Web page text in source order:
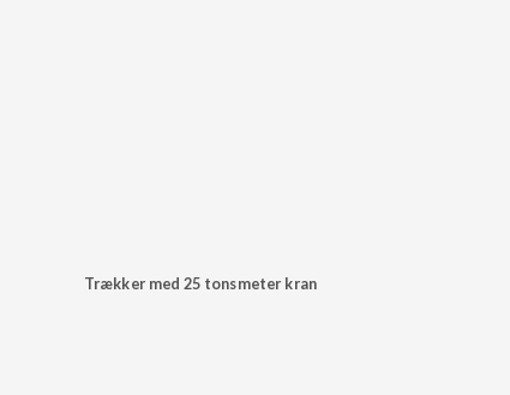
Trækker med 25 tonsmeter kran